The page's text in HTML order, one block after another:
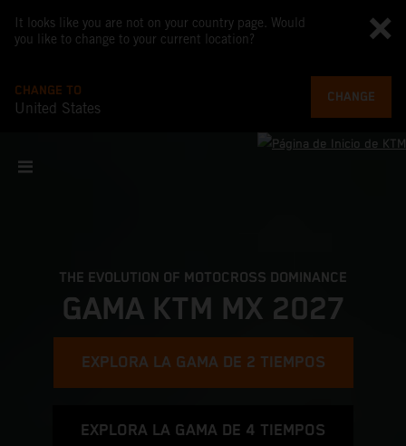
It looks like you are not on your country page. Would
you like to change to your current location?
CHANGE TO
United States
CHANGE
THE EVOLUTION OF MOTOCROSS DOMINANCE
GAMA KTM MX 2027
EXPLORA LA GAMA DE 2 TIEMPOS
EXPLORA LA GAMA DE 4 TIEMPOS